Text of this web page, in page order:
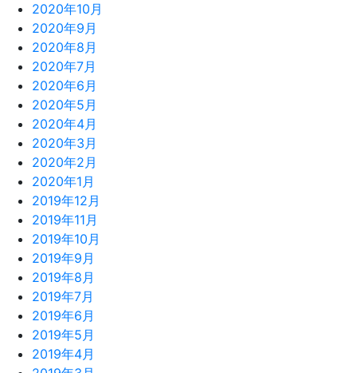
2020年10月
2020年9月
2020年8月
2020年7月
2020年6月
2020年5月
2020年4月
2020年3月
2020年2月
2020年1月
2019年12月
2019年11月
2019年10月
2019年9月
2019年8月
2019年7月
2019年6月
2019年5月
2019年4月